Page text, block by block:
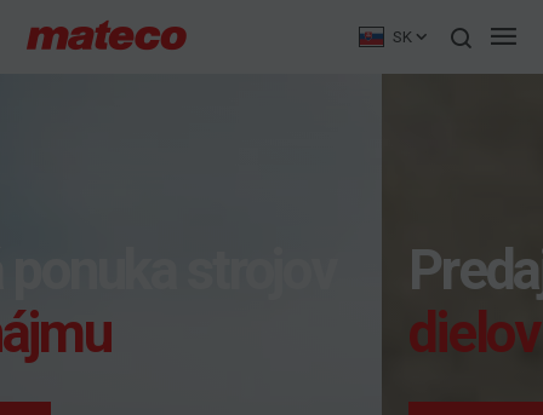
SK
náhradných
dielov